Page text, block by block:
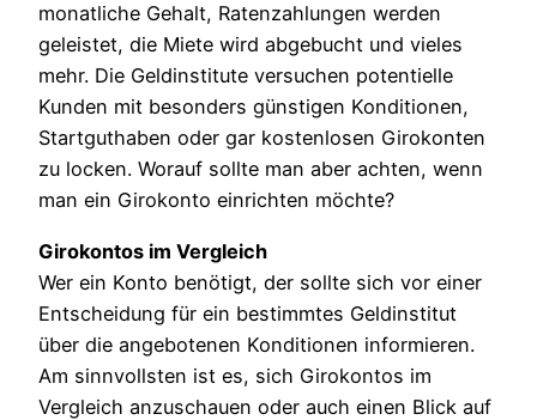
monatliche Gehalt, Ratenzahlungen werden
geleistet, die Miete wird abgebucht und vieles
mehr. Die Geldinstitute versuchen potentielle
Kunden mit besonders günstigen Konditionen,
Startguthaben oder gar kostenlosen Girokonten
zu locken. Worauf sollte man aber achten, wenn
man ein Girokonto einrichten möchte?
Girokontos im Vergleich
Wer ein Konto benötigt, der sollte sich vor einer
Entscheidung für ein bestimmtes Geldinstitut
über die angebotenen Konditionen informieren.
Am sinnvollsten ist es, sich Girokontos im
Vergleich anzuschauen oder auch einen Blick auf